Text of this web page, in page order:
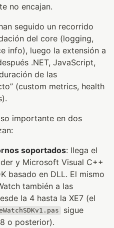
no encajan.
seguido un recorrido
del core (logging,
info), luego la extensión a
.NET, JavaScript,
de las
(custom metrics, health
importante en dos
soportados: llega el
y Microsoft Visual C++
basado en DLL. El mismo
también a las
la 4 hasta la XE7 (el
sigue
o posterior).